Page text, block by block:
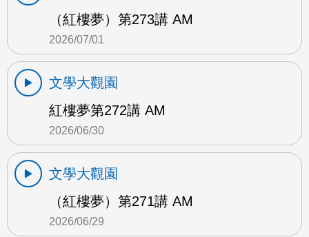
（紅樓夢）第273講 AM
2026/07/01
文學大觀園
紅樓夢第272講 AM
2026/06/30
文學大觀園
（紅樓夢）第271講 AM
2026/06/29